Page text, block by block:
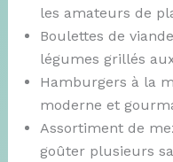
les amateurs de
Boulettes de
légumes grillés
Hamburgers à la
moderne et
Assortiment de
goûter plusieurs